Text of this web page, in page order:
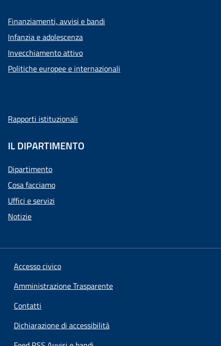
Finanziamenti, avvisi e bandi
Infanzia e adolescenza
Invecchiamento attivo
Politiche europee e internazionali
Rapporti istituzionali
IL DIPARTIMENTO
Dipartimento
Cosa facciamo
Uffici e servizi
Notizie
Accesso civico
Amministrazione Trasparente
Contatti
Dichiarazione di accessibilità